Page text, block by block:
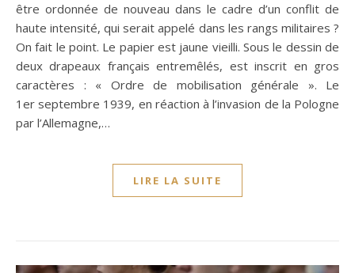
être ordonnée de nouveau dans le cadre d’un conflit de
haute intensité, qui serait appelé dans les rangs militaires ?
On fait le point. Le papier est jaune vieilli. Sous le dessin de
deux drapeaux français entremêlés, est inscrit en gros
caractères : « Ordre de mobilisation générale ». Le
1er septembre 1939, en réaction à l’invasion de la Pologne
par l’Allemagne,…
LIRE LA SUITE